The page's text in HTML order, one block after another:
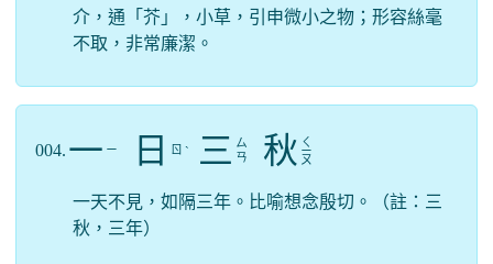
介，通「芥」，小草，引申微小之物；形容絲毫
不取，非常廉潔。
004. 一 ㄧ 日 ㄖ ˋ 三 ㄙ
ㄢ
秋 ㄑ
ㄧ
ㄡ
一天不見，如隔三年。比喻想念殷切。（註：三
秋，三年）